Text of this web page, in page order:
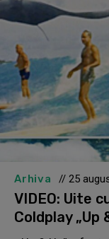
Arhiva // 25
VIDEO: Uite
Coldplay „Up